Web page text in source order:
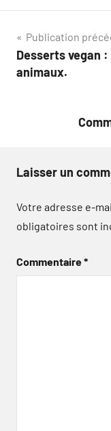
Navigation
de
Publication
Desserts vegan
animaux.
Laisser un
Votre adresse e-
obligatoires sont
Commentaire*